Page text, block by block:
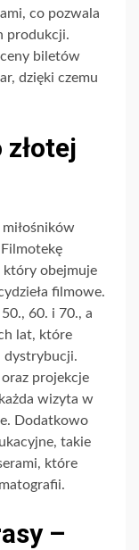
co pozwala
produkcji.
biletów
dzięki czemu
który obejmuje
filmowe.
60. i 70., a
lat, które
dystrybucji.
projekcje
wizyta w
Dodatkowo
takie
które
–